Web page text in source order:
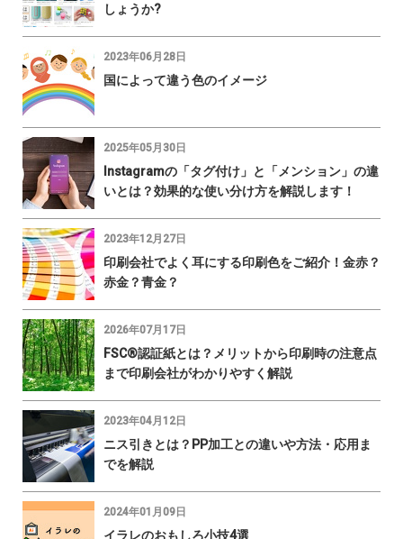
しょうか?
2023年06月28日
国によって違う色のイメージ
2025年05月30日
Instagramの「タグ付け」と「メンション」の違
いとは？効果的な使い分け方を解説します！
2023年12月27日
印刷会社でよく耳にする印刷色をご紹介！金赤？
赤金？青金？
2026年07月17日
FSC®認証紙とは？メリットから印刷時の注意点
まで印刷会社がわかりやすく解説
2023年04月12日
ニス引きとは？PP加工との違いや方法・応用ま
でを解説
2024年01月09日
イラレのおもしろ小技4選